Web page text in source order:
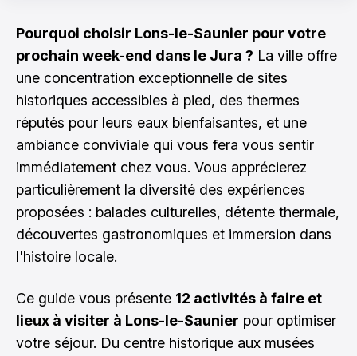
Pourquoi choisir Lons-le-Saunier pour votre
prochain week-end dans le Jura ? La ville offre
une concentration exceptionnelle de sites
historiques accessibles à pied, des thermes
réputés pour leurs eaux bienfaisantes, et une
ambiance conviviale qui vous fera vous sentir
immédiatement chez vous. Vous apprécierez
particulièrement la diversité des expériences
proposées : balades culturelles, détente thermale,
découvertes gastronomiques et immersion dans
l'histoire locale.
Ce guide vous présente 12 activités à faire et
lieux à visiter à Lons-le-Saunier pour optimiser
votre séjour. Du centre historique aux musées